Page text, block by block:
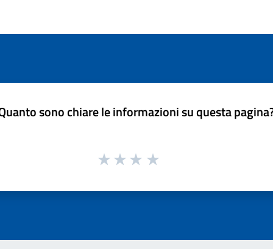
sono chiare le informazioni su questa